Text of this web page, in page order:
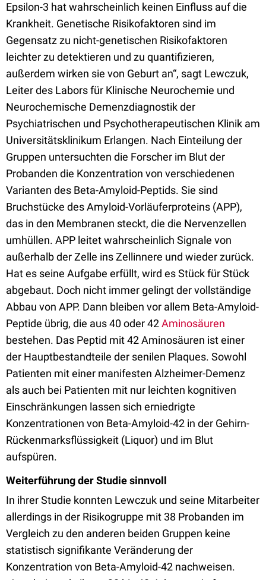
Epsilon-3 hat wahrscheinlich keinen Einfluss auf die
Krankheit. Genetische Risikofaktoren sind im
Gegensatz zu nicht-genetischen Risikofaktoren
leichter zu detektieren und zu quantifizieren,
außerdem wirken sie von Geburt an“, sagt Lewczuk,
Leiter des Labors für Klinische Neurochemie und
Neurochemische Demenzdiagnostik der
Psychiatrischen und Psychotherapeutischen Klinik am
Universitätsklinikum Erlangen. Nach Einteilung der
Gruppen untersuchten die Forscher im Blut der
Probanden die Konzentration von verschiedenen
Varianten des Beta-Amyloid-Peptids. Sie sind
Bruchstücke des Amyloid-Vorläuferproteins (APP),
das in den Membranen steckt, die die Nervenzellen
umhüllen. APP leitet wahrscheinlich Signale von
außerhalb der Zelle ins Zellinnere und wieder zurück.
Hat es seine Aufgabe erfüllt, wird es Stück für Stück
abgebaut. Doch nicht immer gelingt der vollständige
Abbau von APP. Dann bleiben vor allem Beta-Amyloid-
Peptide übrig, die aus 40 oder 42Aminosäuren
bestehen. Das Peptid mit 42 Aminosäuren ist einer
der Hauptbestandteile der senilen Plaques. Sowohl
Patienten mit einer manifesten Alzheimer-Demenz
als auch bei Patienten mit nur leichten kognitiven
Einschränkungen lassen sich erniedrigte
Konzentrationen von Beta-Amyloid-42 in der Gehirn-
Rückenmarksflüssigkeit (Liquor) und im Blut
aufspüren.
Weiterführung der Studie sinnvoll
In ihrer Studie konnten Lewczuk und seine Mitarbeiter
allerdings in der Risikogruppe mit 38 Probanden im
Vergleich zu den anderen beiden Gruppen keine
statistisch signifikante Veränderung der
Konzentration von Beta-Amyloid-42 nachweisen.